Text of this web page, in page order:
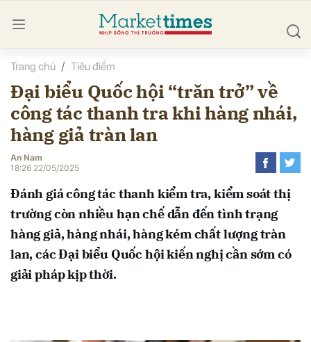
Trang chủ Tiêu điểm
Đại biểu Quốc hội “trăn trở” về
công tác thanh tra khi hàng nhái,
hàng giả tràn lan
An Nam
18:26 22/05/2025
Đánh giá công tác thanh kiểm tra, kiểm soát thị
trường còn nhiều hạn chế dẫn đến tình trạng
hàng giả, hàng nhái, hàng kém chất lượng tràn
lan, các Đại biểu Quốc hội kiến nghị cần sớm có
giải pháp kịp thời.
luận